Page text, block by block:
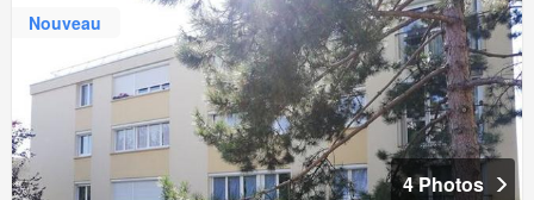
Nouveau
4 Photos